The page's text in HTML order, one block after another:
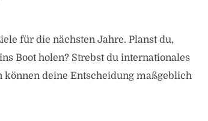
für die nächsten Jahre. Planst du,
Boot holen? Strebst du internationales
können deine Entscheidung maßgeblich